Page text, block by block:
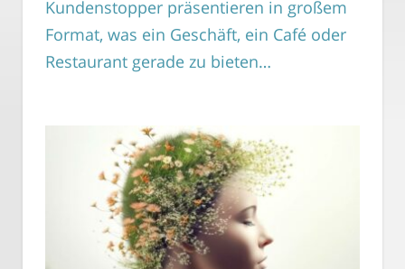
Kundenstopper präsentieren in großem
Format, was ein Geschäft, ein Café oder
Restaurant gerade zu bieten…